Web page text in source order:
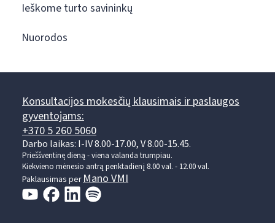
Ieškome turto savininkų
Nuorodos
Konsultacijos mokesčių klausimais ir paslaugos
gyventojams:
+370 5 260 5060
Darbo laikas: I-IV 8.00-17.00, V 8.00-15.45.
Prieššventinę dieną - viena valanda trumpiau.
Kiekvieno mėnesio antrą penktadienį 8.00 val. - 12.00 val.
Paklausimas perMano VMI